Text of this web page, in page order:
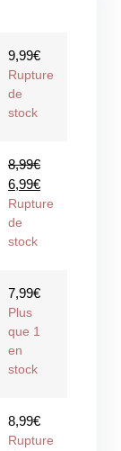
9,99€
Rupture
de
stock
8,99€
6,99€
Rupture
de
stock
7,99€
Plus
que 1
en
stock
8,99€
Rupture